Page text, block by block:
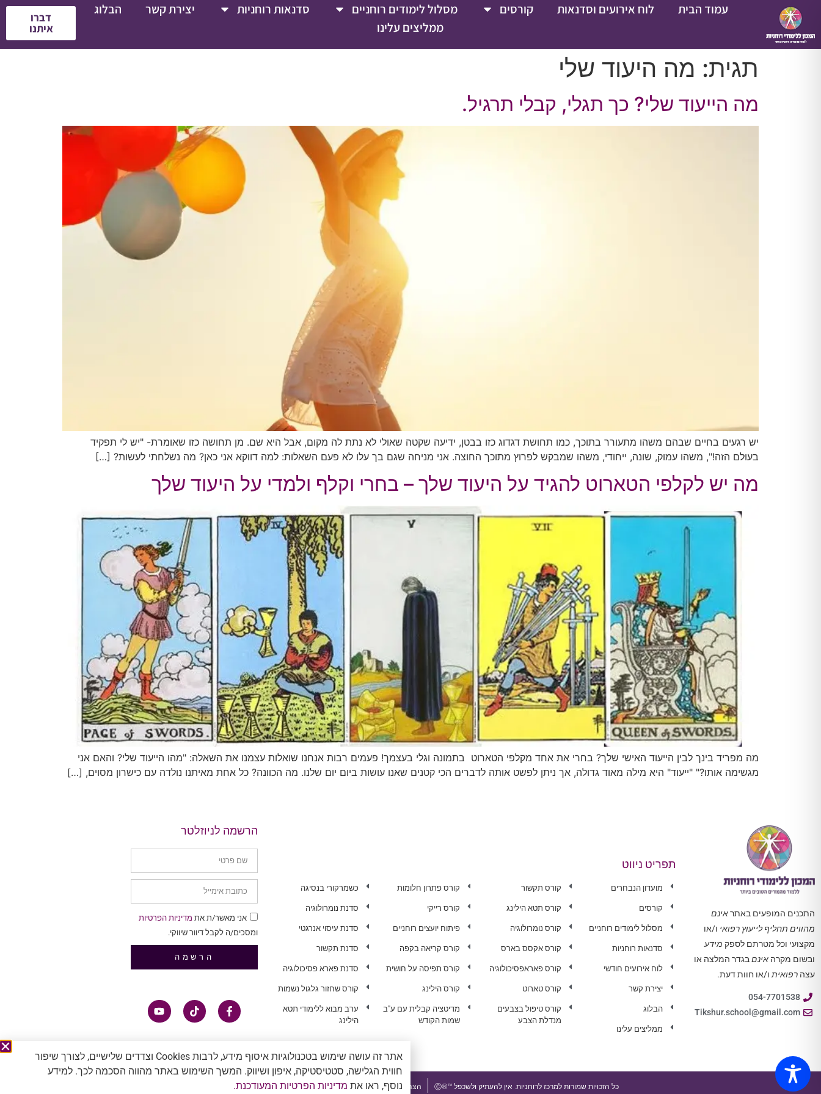
עמוד הבית לוח אירועים וסדנאות קורסים מסלול לימודים רוחניים סדנאות רוחניות יצירת קשר
הבלוג
ממליצים עלינו
דברו
איתנו
תגית: מה היעוד שלי
מה הייעוד שלי? כך תגלי, קבלי תרגיל.
יש רגעים בחיים שבהם משהו מתעורר בתוכך, כמו תחושת דגדוג כזו בבטן, ידיעה שקטה שאולי לא נתת לה מקום, אבל היא שם. מן תחושה כזו שאומרת- "יש לי תפקיד
בעולם הזה!", משהו עמוק, שונה, ייחודי, משהו שמבקש לפרוץ מתוכך החוצה. אני מניחה שגם בך עלו לא פעם השאלות: למה דווקא אני כאן? מה נשלחתי לעשות? […]
מה יש לקלפי הטארוט להגיד על היעוד שלך – בחרי וקלף ולמדי על היעוד שלך
מה מפריד בינך לבין הייעוד האישי שלך? בחרי את אחד מקלפי הטארוט בתמונה וגלי בעצמך! פעמים רבות אנחנו שואלות עצמנו את השאלה: "מהו הייעוד שלי? והאם אני
מגשימה אותו?" "ייעוד" היא מילה מאוד גדולה, אך ניתן לפשט אותה לדברים הכי קטנים שאנו עושות ביום יום שלנו. מה הכוונה? כל אחת מאיתנו נולדה עם כישרון מסוים, […]
התכנים המופעים באתראינם
מהווים תחליף לייעוץ רפואי ו/או
מקצועי וכל מטרתם לספק מידע
ובשום מקרה אינםבגדר המלצה או
עצה רפואית ו/או חוות דעת.
054-7701538
Tikshur.school@gmail.com
תפריט ניווט
מועדון הנבחרים
קורסים
מסלול לימודים רוחניים
סדנאות רוחניות
לוח אירועים חודשי
יצירת קשר
הבלוג
ממליצים עלינו
קורס תקשור
קורס תטא הילינג
קורס נומרולוגיה
קורס אקסס בארס
קורס פאראפסיכולוגיה
קורס טארוט
קורס טיפול בצבעים
מנדלת הצבע
קורס פתרון חלומות
קורס רייקי
פיתוח יועצים רוחניים
קורס קריאה בקפה
קורס תפיסה על חושית
קורס הילינג
מדיטציה קבלית עם ע"ב
שמות הקודש
כשמרקורי בנסיגה
סדנת נומרולוגיה
סדנת עיסוי אנרגטי
סדנת תקשור
סדנת פארא פסיכולוגיה
קורס שחזור גלגול נשמות
ערב מבוא ללימודי תטא
הילינג
הרשמה לניוזלטר
אני מאשר/ת את מדיניות הפרטיות
ומסכים/ה לקבל דיוור שיווקי.
הרשמה
כל הזכויות שמורות למרכז לרוחניות. אין להעתיק ולשכפל ™®Ⓒ הצהרת נגישות ומדיניות פרטיות
אתר זה עושה שימוש בטכנולוגיות איסוף מידע, לרבות Cookies וצדדים שלישיים, לצורך שיפור
חווית הגלישה, סטטיסטיקה, איפון ושיווק. המשך השימוש באתר מהווה הסכמה לכך. למידע
נוסף, ראו את מדיניות הפרטיות המעודכנת.